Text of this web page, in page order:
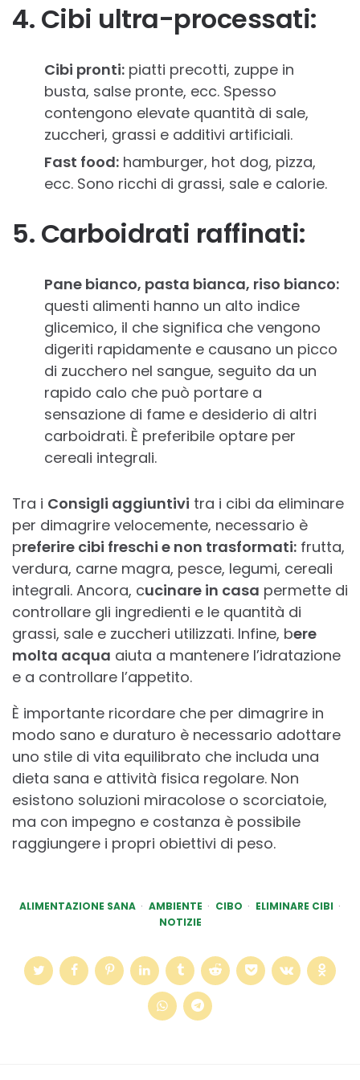
4. Cibi ultra-processati:
Cibi pronti: piatti precotti, zuppe in
busta, salse pronte, ecc. Spesso
contengono elevate quantità di sale,
zuccheri, grassi e additivi artificiali.
Fast food: hamburger, hot dog, pizza,
ecc. Sono ricchi di grassi, sale e calorie.
5. Carboidrati raffinati:
Pane bianco, pasta bianca, riso bianco:
questi alimenti hanno un alto indice
glicemico, il che significa che vengono
digeriti rapidamente e causano un picco
di zucchero nel sangue, seguito da un
rapido calo che può portare a
sensazione di fame e desiderio di altri
carboidrati. È preferibile optare per
cereali integrali.
Tra i Consigli aggiuntivi tra i cibi da eliminare
per dimagrire velocemente, necessario è
preferire cibi freschi e non trasformati: frutta,
verdura, carne magra, pesce, legumi, cereali
integrali. Ancora, cucinare in casa permette di
controllare gli ingredienti e le quantità di
grassi, sale e zuccheri utilizzati. Infine, bere
molta acqua aiuta a mantenere l’idratazione
e a controllare l’appetito.
È importante ricordare che per dimagrire in
modo sano e duraturo è necessario adottare
uno stile di vita equilibrato che includa una
dieta sana e attività fisica regolare. Non
esistono soluzioni miracolose o scorciatoie,
ma con impegno e costanza è possibile
raggiungere i propri obiettivi di peso.
ALIMENTAZIONE SANA AMBIENTE CIBO
ELIMINARE CIBI
NOTIZIE